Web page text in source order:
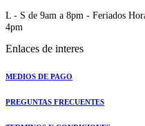
L - S de 9am a 8pm - Feriados
4pm
Enlaces de interes
MEDIOS DE PAGO
PREGUNTAS FRECUENTES